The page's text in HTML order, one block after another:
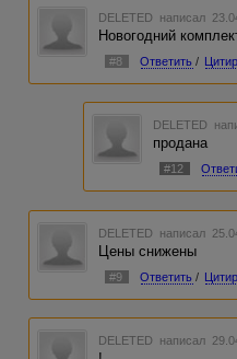
DELETED написал
Новогодний
#8 Ответить /
DELETED
продана
#12
DELETED написал
Цены снижены
#9 Ответить /
DELETED написал